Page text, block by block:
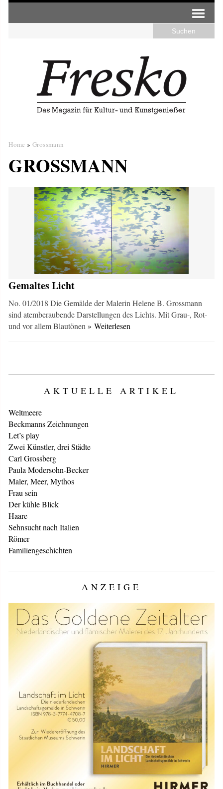
Home » Grossmann
GROSSMANN
Gemaltes Licht
No. 01/2018 Die Gemälde der Malerin Helene B. Grossmann
sind atemberaubende Darstellungen des Lichts. Mit Grau-, Rot-
und vor allem Blautönen» Weiterlesen
AKTUELLE ARTIKEL
Weltmeere
Beckmanns Zeichnungen
Let’s play
Zwei Künstler, drei Städte
Carl Grossberg
Paula Modersohn-Becker
Maler, Meer, Mythos
Frau sein
Der kühle Blick
Haare
Sehnsucht nach Italien
Römer
Familiengeschichten
ANZEIGE